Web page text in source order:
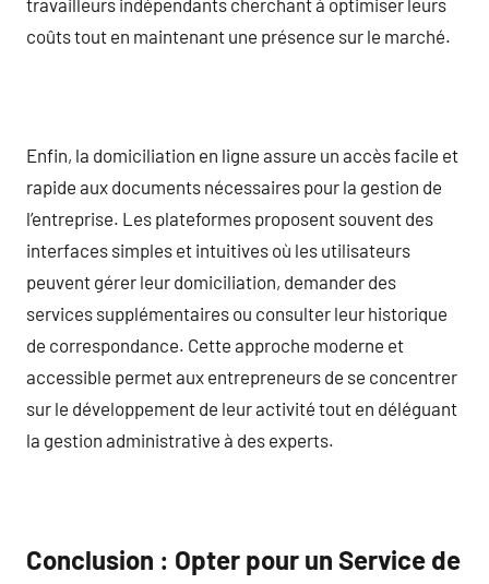
coûts tout en maintenant une présence sur le marché.
Enfin, la domiciliation en ligne assure un accès facile et
rapide aux documents nécessaires pour la gestion de
l’entreprise. Les plateformes proposent souvent des
interfaces simples et intuitives où les utilisateurs
peuvent gérer leur domiciliation, demander des
services supplémentaires ou consulter leur historique
de correspondance. Cette approche moderne et
accessible permet aux entrepreneurs de se concentrer
sur le développement de leur activité tout en déléguant
la gestion administrative à des experts.
Conclusion : Opter pour un Service de